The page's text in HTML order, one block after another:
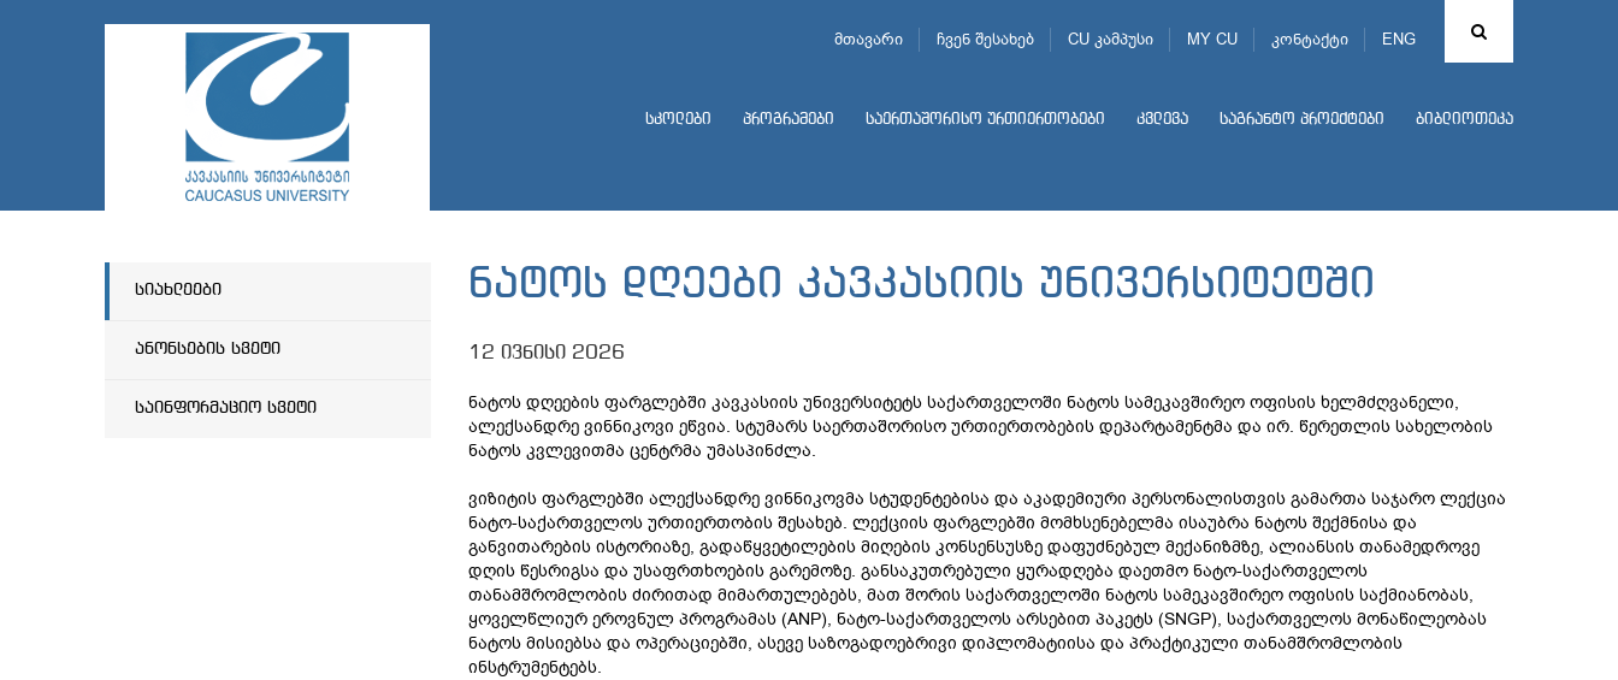
ENG
მთავარი ჩვენ შესახებ CU კამპუსი MY CU კონტაქტი
სკოლები პროგრამები საერთაშორისო ურთიერთობები კვლევა საგრანტო პროექტები ბიბლიოთეკა
სიახლეები
ანონსების სვეტი
საინფორმაციო სვეტი
ნატოს დღეები კავკასიის უნივერსიტეტში
12 ივნისი 2026
ნატოს დღეების ფარგლებში კავკასიის უნივერსიტეტს საქართველოში ნატოს სამეკავშირეო ოფისის ხელმძღვანელი,
ალექსანდრე ვინნიკოვი ეწვია. სტუმარს საერთაშორისო ურთიერთობების დეპარტამენტმა და ირ. წერეთლის სახელობის
ნატოს კვლევითმა ცენტრმა უმასპინძლა.
ვიზიტის ფარგლებში ალექსანდრე ვინნიკოვმა სტუდენტებისა და აკადემიური პერსონალისთვის გამართა საჯარო ლექცია
ნატო-საქართველოს ურთიერთობის შესახებ. ლექციის ფარგლებში მომხსენებელმა ისაუბრა ნატოს შექმნისა და
განვითარების ისტორიაზე, გადაწყვეტილების მიღების კონსენსუსზე დაფუძნებულ მექანიზმზე, ალიანსის თანამედროვე
დღის წესრიგსა და უსაფრთხოების გარემოზე. განსაკუთრებული ყურადღება დაეთმო ნატო-საქართველოს
თანამშრომლობის ძირითად მიმართულებებს, მათ შორის საქართველოში ნატოს სამეკავშირეო ოფისის საქმიანობას,
ყოველწლიურ ეროვნულ პროგრამას (ANP), ნატო-საქართველოს არსებით პაკეტს (SNGP), საქართველოს მონაწილეობას
ნატოს მისიებსა და ოპერაციებში, ასევე საზოგადოებრივი დიპლომატიისა და პრაქტიკული თანამშრომლობის
ინსტრუმენტებს.